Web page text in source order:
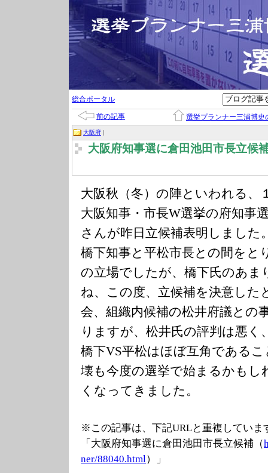
総合ポータル
前の記事 選挙プランナー三浦博史
大阪府 |
大阪府知事選に倉田池田市長立候
大阪秋（冬）の陣といわれる、
大阪知事・市長W選挙の府知事
さんが昨日立候補表明しました
橋下知事と平松市長との間をと
の立場でしたが、橋下氏のあま
ね、この度、立候補を決意した
会、組織内候補の松井府議との
りますが、松井氏の評判は悪く
橋下VS平松はほぼ互角である
壊も今度の選挙で始まるかもし
くなってきました。
※この記事は、下記URLと重複していま
「大阪府知事選に倉田池田市長立候補（
ner/88040.html ）」